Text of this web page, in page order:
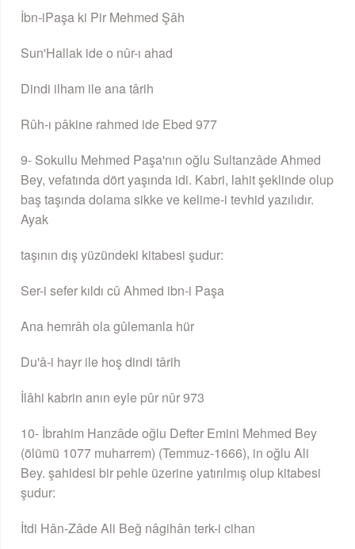
İbn-iPaşa ki Pir Mehmed Şâh
Sun'Hallak ide o nûr-ı ahad
Dindi ilham ile ana târih
Rûh-ı pâkine rahmed ide Ebed 977
9- Sokullu Mehmed Paşa'nın oğlu Sultanzâde Ahmed
Bey, vefatında dört yaşında idi. Kabri, lahit şeklinde olup
baş taşında dolama sikke ve kelime-i tevhid yazılıdır.
Ayak
taşının dış yüzündeki kitabesi şudur:
Ser-i sefer kıldı cû Ahmed ibn-i Paşa
Ana hemrâh ola gûlemanla hür
Du'â-i hayr ile hoş dindi târih
İlâhi kabrin anın eyle pûr nûr 973
10- İbrahim Hanzâde oğlu Defter Emini Mehmed Bey
(ölümü 1077 muharrem) (Temmuz-1666), in oğlu Ali
Bey. şahidesi bir pehle üzerine yatırılmış olup kitabesi
şudur:
İtdi Hân-Zâde Ali Beğ nâgihân terk-i cihan